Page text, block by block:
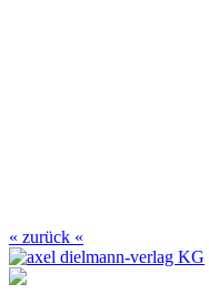
« zurück «